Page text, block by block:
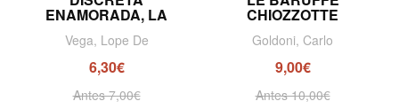
ENAMORADA, LA
Vega, Lope De
6,30€
Antes 7,00€
CHIOZZOTTE
Goldoni, Carlo
9,00€
Antes 10,00€